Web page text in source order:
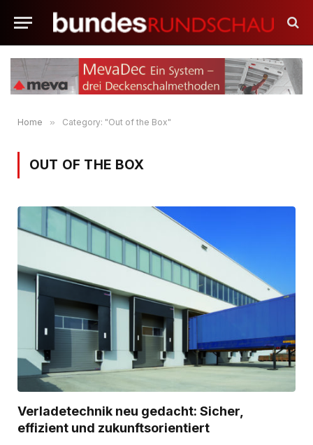
Home » Category: "Out of the Box"
OUT OF THE BOX
Verladetechnik neu gedacht: Sicher,
effizient und zukunftsorientiert